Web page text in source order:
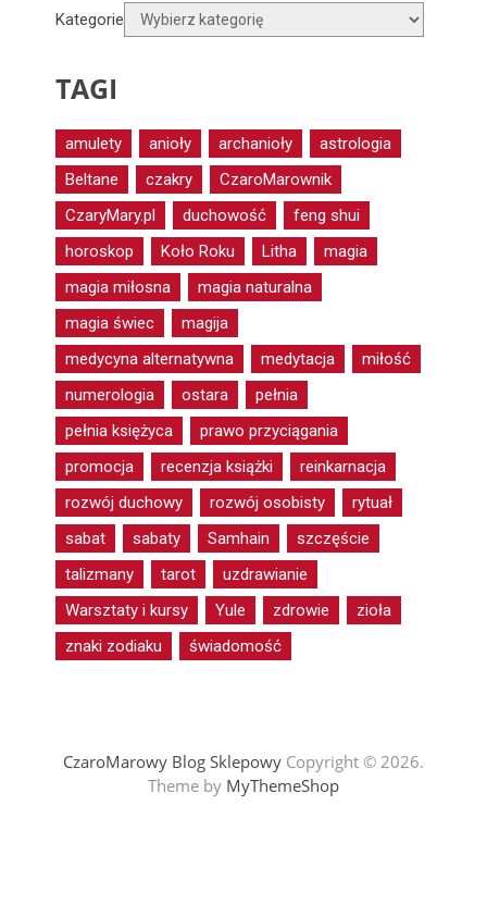
Kategorie
TAGI
amulety anioły archanioły
astrologia
Beltane
czakry
CzaroMarownik
CzaryMary.pl
duchowość
feng shui
horoskop
Koło Roku Litha
magia
magia miłosna
magia naturalna
magia świec
magija
medycyna alternatywna
medytacja
miłość
numerologia
ostara
pełnia
pełnia księżyca
prawo przyciągania
promocja
recenzja książki
reinkarnacja
rozwój duchowy
rozwój osobisty
rytuał
sabat
sabaty Samhain
szczęście
talizmany
tarot
uzdrawianie
Warsztaty i kursy
Yule zdrowie
zioła
znaki zodiaku
świadomość
CzaroMarowy Blog SklepowyCopyright © 2026.
Theme by MyThemeShop